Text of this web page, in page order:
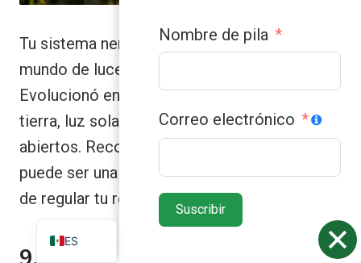
Tu sistema nervioso no evolucionó en un
mundo de luces fluorescentes y cemento.
Evolucionó en la naturaleza, rodeado de
tierra, luz solar, aire fresco y espacios
abiertos. Reconectar con estos elementos
puede ser una de las maneras más efectivas
de regular tu respuesta al estrés.
Nombre de pila
Correo electrónico
Suscribir
ES